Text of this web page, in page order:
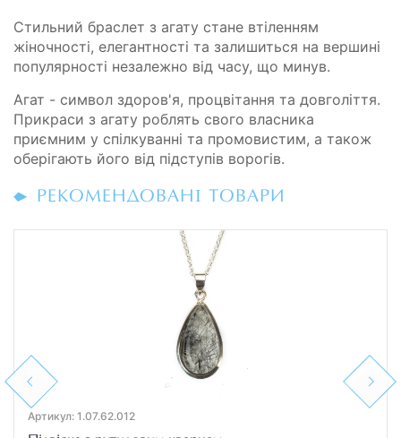
Стильний браслет з агату стане втіленням
жіночності, елегантності та залишиться на вершині
популярності незалежно від часу, що минув.
Агат - символ здоров'я, процвітання та довголіття.
Прикраси з агату роблять свого власника
приємним у спілкуванні та промовистим, а також
оберігають його від підступів ворогів.
РЕКОМЕНДОВАНІ ТОВАРИ
Previous
Артикул: 1.07.62.012
Next